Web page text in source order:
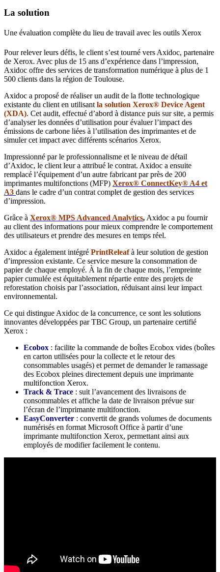
La solution
Une évaluation complète du lieu de travail avec les outils Xerox
Pour relever leurs défis, le client s’est tourné vers Axidoc, partenaire
de Xerox. Avec plus de 15 ans d’expérience dans l’impression,
Axidoc offre des services de transformation numérique à plus de 1
500 clients dans la région de Toulouse.
Axidoc a proposé de réaliser un audit de la flotte technologique
existante du client en utilisant la solution Xerox® Device Agent
(XDA). Cet audit, effectué d’abord à distance puis sur site, a permis
d’analyser les données d’utilisation pour évaluer l’impact des
émissions de carbone liées à l’utilisation des imprimantes et de
simuler cet impact avec différents scénarios Xerox.
Impressionné par le professionnalisme et le niveau de détail
d’Axidoc, le client leur a attribué le contrat. Axidoc a ensuite
remplacé l’équipement d’un autre fabricant par près de 200
imprimantes multifonctions (MFP) Xerox® ConnectKey® A4 et
A3 dans le cadre d’un contrat complet de gestion des services
d’impression.
Grâce à Xerox® MPS Advanced Analytics, Axidoc a pu fournir
au client des informations pour mieux comprendre le comportement
des utilisateurs et prendre des mesures en temps réel.
Axidoc a également intégré PrintReleaf à leur solution de gestion
d’impression existante. Ce service mesure la consommation de
papier de chaque employé. À la fin de chaque mois, l’empreinte
papier cumulée est équitablement répartie entre des projets de
reforestation choisis par l’association, réduisant ainsi leur impact
environnemental.
Ce qui distingue Axidoc de la concurrence, ce sont les solutions
innovantes développées par TBC Group, un partenaire certifié
Xerox :
Ecobox : facilite la commande de boîtes Ecobox vides (boîtes
en carton utilisées pour la collecte et le retour des
consommables usagés) et permet de demander le ramassage
des Ecobox pleines directement depuis une imprimante
multifonction Xerox.
Track & Trace : suit l’avancement des livraisons de
consommables et affiche la date de livraison prévue sur
l’écran de l’imprimante multifonction.
EasyConverter : convertit de grands volumes de documents
numérisés en format Microsoft Office à partir d’une
imprimante multifonction Xerox, permettant ainsi aux
employés de modifier facilement le contenu.